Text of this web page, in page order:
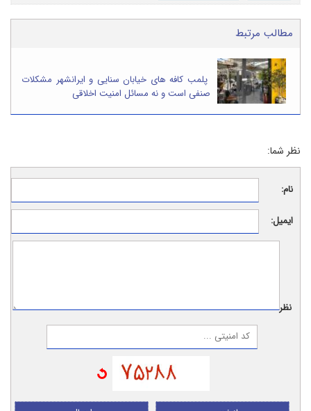
مطالب مرتبط
پلمب کافه های خیابان سنایی و ایرانشهر مشکلات
صنفی است و نه مسائل امنیت اخلاقی
نظر شما:
نام:
ایمیل:
نظر: